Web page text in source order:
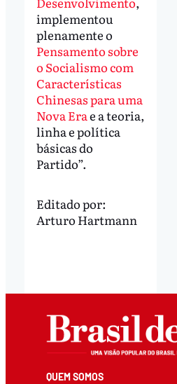
implementou
plenamente o
Pensamento sobre
o Socialismo com
Características
Chinesas para uma
Nova Erae a teoria,
linha e política
básicas do
Partido”.
Editado por:
Arturo Hartmann
QUEM SOMOS